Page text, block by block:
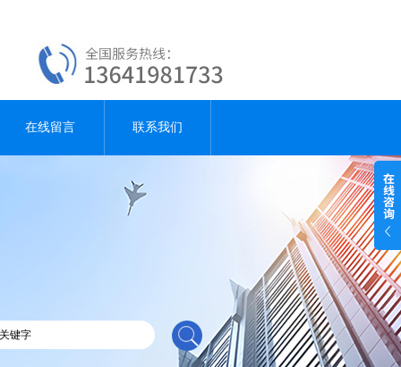
在线留言 联系我们